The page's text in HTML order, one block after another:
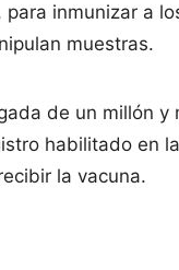
inmunizar a
muestras.
de un millón y
habilitado en
la vacuna.